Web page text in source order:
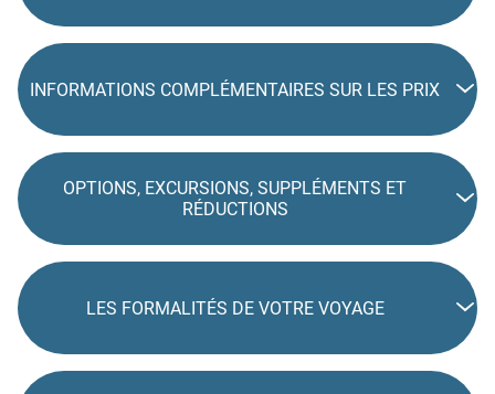
INFORMATIONS COMPLÉMENTAIRES SUR LES PRIX
OPTIONS, EXCURSIONS, SUPPLÉMENTS ET
RÉDUCTIONS
LES FORMALITÉS DE VOTRE VOYAGE